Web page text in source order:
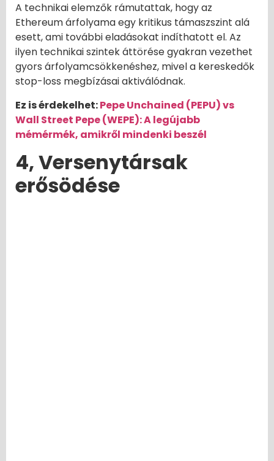
A technikai elemzők rámutattak, hogy az
Ethereum árfolyama egy kritikus támaszszint alá
esett, ami további eladásokat indíthatott el. Az
ilyen technikai szintek áttörése gyakran vezethet
gyors árfolyamcsökkenéshez, mivel a kereskedők
stop-loss megbízásai aktiválódnak.
Ez is érdekelhet:Pepe Unchained (PEPU) vs
Wall Street Pepe (WEPE): A legújabb
mémérmék, amikről mindenki beszél
4, Versenytársak
erősödése